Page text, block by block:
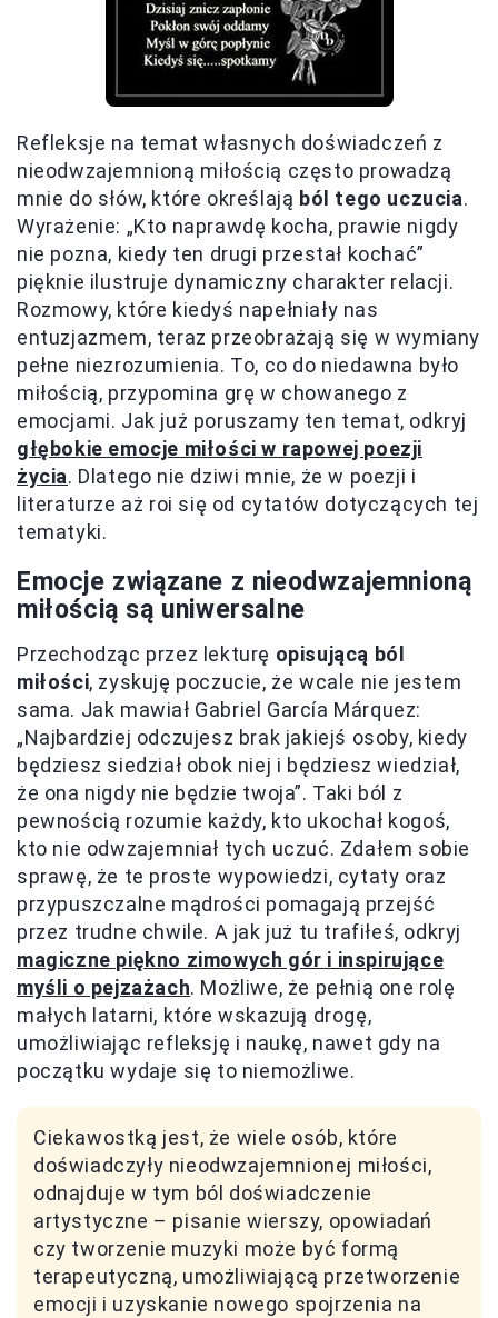
Refleksje na temat własnych doświadczeń z
nieodwzajemnioną miłością często prowadzą
mnie do słów, które określają ból tego uczucia.
Wyrażenie: „Kto naprawdę kocha, prawie nigdy
nie pozna, kiedy ten drugi przestał kochać”
pięknie ilustruje dynamiczny charakter relacji.
Rozmowy, które kiedyś napełniały nas
entuzjazmem, teraz przeobrażają się w wymiany
pełne niezrozumienia. To, co do niedawna było
miłością, przypomina grę w chowanego z
emocjami. Jak już poruszamy ten temat, odkryj
głębokie emocje miłości w rapowej poezji
życia. Dlatego nie dziwi mnie, że w poezji i
literaturze aż roi się od cytatów dotyczących tej
tematyki.
Emocje związane z nieodwzajemnioną
miłością są uniwersalne
Przechodząc przez lekturę opisującą ból
miłości, zyskuję poczucie, że wcale nie jestem
sama. Jak mawiał Gabriel García Márquez:
„Najbardziej odczujesz brak jakiejś osoby, kiedy
będziesz siedział obok niej i będziesz wiedział,
że ona nigdy nie będzie twoja”. Taki ból z
pewnością rozumie każdy, kto ukochał kogoś,
kto nie odwzajemniał tych uczuć. Zdałem sobie
sprawę, że te proste wypowiedzi, cytaty oraz
przypuszczalne mądrości pomagają przejść
przez trudne chwile. A jak już tu trafiłeś, odkryj
magiczne piękno zimowych gór i inspirujące
myśli o pejzażach. Możliwe, że pełnią one rolę
małych latarni, które wskazują drogę,
umożliwiając refleksję i naukę, nawet gdy na
początku wydaje się to niemożliwe.
Ciekawostką jest, że wiele osób, które
doświadczyły nieodwzajemnionej miłości,
odnajduje w tym ból doświadczenie
artystyczne – pisanie wierszy, opowiadań
czy tworzenie muzyki może być formą
terapeutyczną, umożliwiającą przetworzenie
emocji i uzyskanie nowego spojrzenia na